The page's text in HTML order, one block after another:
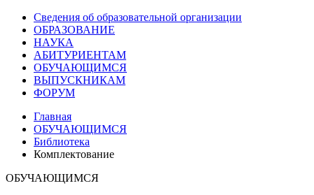
Сведения об образовательной организации
ОБРАЗОВАНИЕ
НАУКА
АБИТУРИЕНТАМ
ОБУЧАЮЩИМСЯ
ВЫПУСКНИКАМ
ФОРУМ
Главная
ОБУЧАЮЩИМСЯ
Библиотека
Комплектование
ОБУЧАЮЩИМСЯ